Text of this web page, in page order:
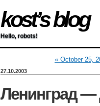
kost’s blog
Hello, robots!
« October 25,
27.10.2003
Ленинград